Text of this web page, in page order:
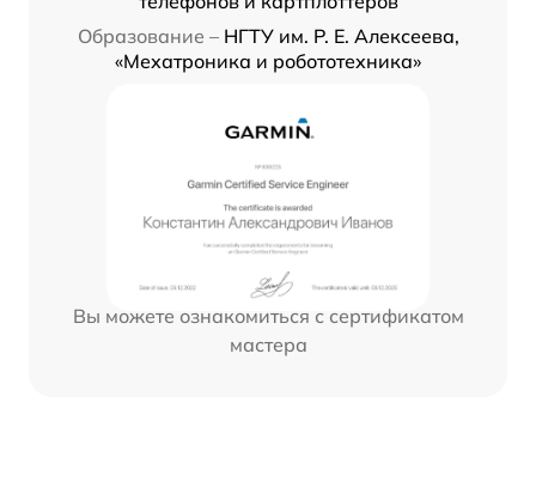
Образование – НГТУ им. Р. Е. Алексеева,
«Мехатроника и робототехника»
Вы можете ознакомиться с сертификатом
мастера